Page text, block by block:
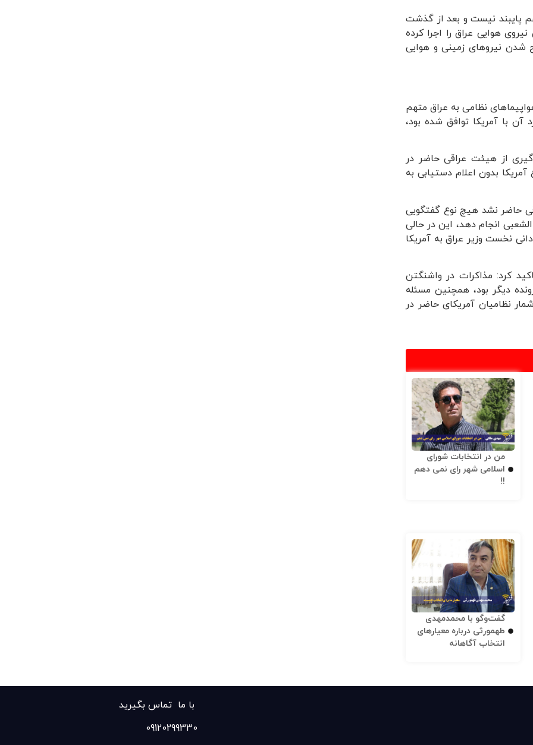
پایبند نیست و بعد از گذشت
هوایی عراق را اجرا کرده
شدن نیروهای زمینی و هوایی
نظامی به عراق متهم
از 32 فروندی که در مورد آن با آمریکا توافق شده بود،
از هیئت عراقی حاضر در
بدون اعلام دستیابی به
حاضر نشد هیچ نوع گفتگویی
انجام دهد، این در حالی
نخست وزیر عراق به آمریکا
کرد: مذاکرات در واشنگتن
دیگر بود، همچنین مسئله
نظامیان آمریکای حاضر در
من در انتخابات شورای
اسلامی شهر رای نمی دهم
!!
گفت‌وگو با محمدمهدی
طهمورثی درباره معیارهای
انتخاب آگاهانه
با ما تماس بگیرید
09120299330